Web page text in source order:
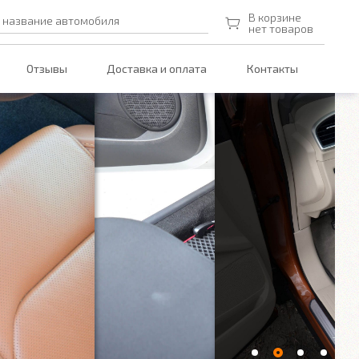
автомобиля
В корзине
нет товаров
Отзывы Доставка и оплата Контакты